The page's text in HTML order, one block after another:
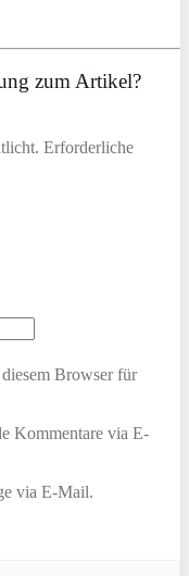
zum Artikel?
Erforderliche
Browser für
Kommentare via E-
via E-Mail.